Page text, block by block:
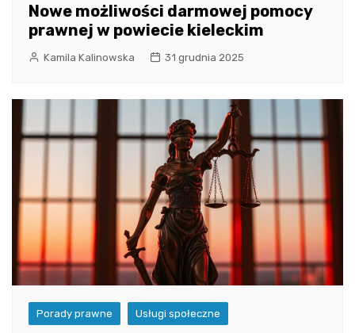
Nowe możliwości darmowej pomocy
prawnej w powiecie kieleckim
Kamila Kalinowska 31 grudnia 2025
Porady prawne Usługi społeczne